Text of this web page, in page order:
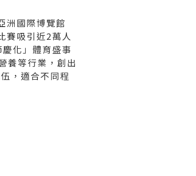
洲國際博覽館
賽吸引近2萬人
化」體育盛事
養等行業，創出
，適合不同程